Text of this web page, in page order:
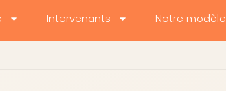
Intervenants Notre modèle